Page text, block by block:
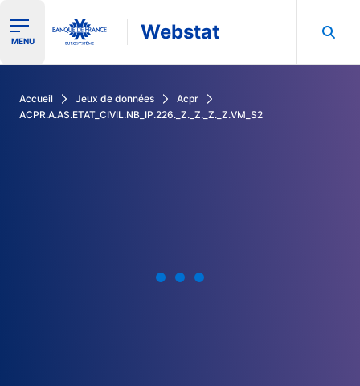
Ouvrir le menu de navigation
MENU Webstat
Accueil Jeux de données
Acpr
ACPR.A.AS.ETAT_CIVIL.NB_IP.226._Z._Z._Z._Z.VM_S2